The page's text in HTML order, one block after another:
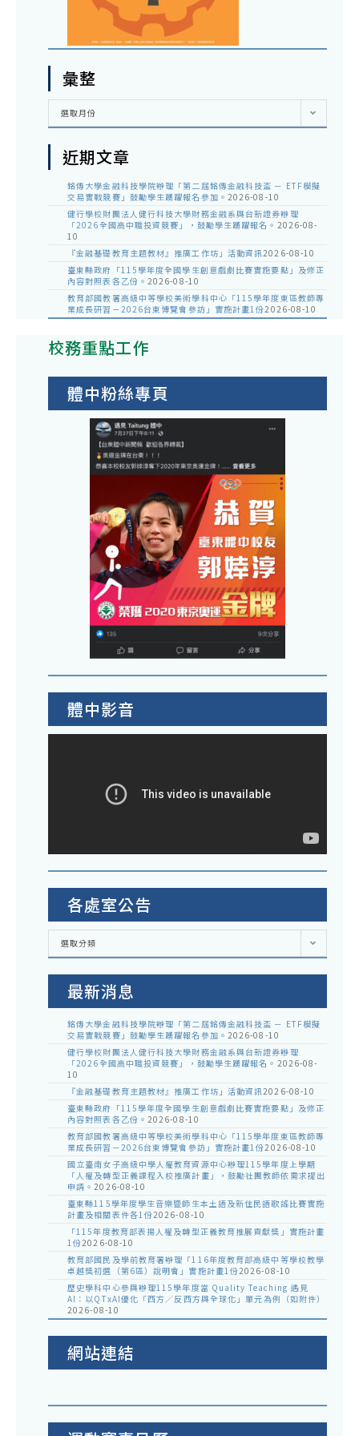
彙整
彙
選取月份
近期文章
銘傳大學金融科技學院辦理「第二屆銘傳金融科技盃 － ETF模擬
交易實戰競賽」鼓勵學生踴躍報名參加。 2026-08-10
健行學校財團法人健行科技大學財務金融系與台新證券辦理
「2026全國高中職投資競賽」，鼓勵學生踴躍報名。 2026-08-
10
『金融基礎教育主題教材』推廣工作坊」活動資訊2026-08-10
臺東縣政府「115學年度全國學生創意戲劇比賽實施要點」及修正
內容對照表各乙份。 2026-08-10
教育部國教署高級中等學校美術學科中心「115學年度東區教師專
業成長研習－2026台東博覽會參訪」實施計畫1份2026-08-10
校務重點工作
體中粉絲專頁
體中影音
各處室公告
各
室
選取分類
最新消息
銘傳大學金融科技學院辦理「第二屆銘傳金融科技盃 － ETF模擬
交易實戰競賽」鼓勵學生踴躍報名參加。 2026-08-10
健行學校財團法人健行科技大學財務金融系與台新證券辦理
「2026全國高中職投資競賽」，鼓勵學生踴躍報名。 2026-08-
10
『金融基礎教育主題教材』推廣工作坊」活動資訊2026-08-10
臺東縣政府「115學年度全國學生創意戲劇比賽實施要點」及修正
內容對照表各乙份。 2026-08-10
教育部國教署高級中等學校美術學科中心「115學年度東區教師專
業成長研習－2026台東博覽會參訪」實施計畫1份2026-08-10
國立臺南女子高級中學人權教育資源中心辦理115學年度上學期
「人權及轉型正義課程入校推廣計畫」，鼓勵社團教師依需求提出
申請。2026-08-10
臺東縣115學年度學生音樂暨師生本土語及新住民語歌謠比賽實施
計畫及相關表件各1份2026-08-10
「115年度教育部表揚人權及轉型正義教育推展貢獻獎」實施計畫
1份2026-08-10
教育部國民及學前教育署辦理「116年度教育部高級中等學校教學
卓越獎初選（第6區）說明會」實施計畫1份2026-08-10
歷史學科中心參與辦理115學年度當 Quality Teaching 遇見
AI：以QTxAI優化「西方／反西方與全球化」單元為例（如附件）
2026-08-10
網站連結